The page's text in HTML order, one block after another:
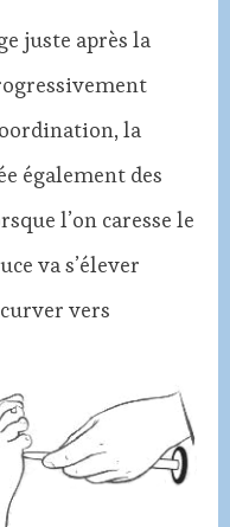
juste après la
la
également des
l’on caresse le
va s’élever
vers